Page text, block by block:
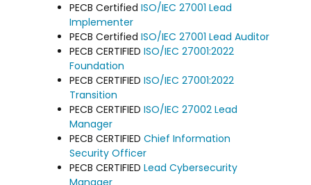
PECB Certified ISO/IEC 27001 Lead
Implementer
PECB Certified ISO/IEC 27001 Lead Auditor
PECB CERTIFIED ISO/IEC 27001:2022
Foundation
PECB CERTIFIED ISO/IEC 27001:2022
Transition
PECB CERTIFIED ISO/IEC 27002 Lead
Manager
PECB CERTIFIED Chief Information
Security Officer
PECB CERTIFIED Lead Cybersecurity